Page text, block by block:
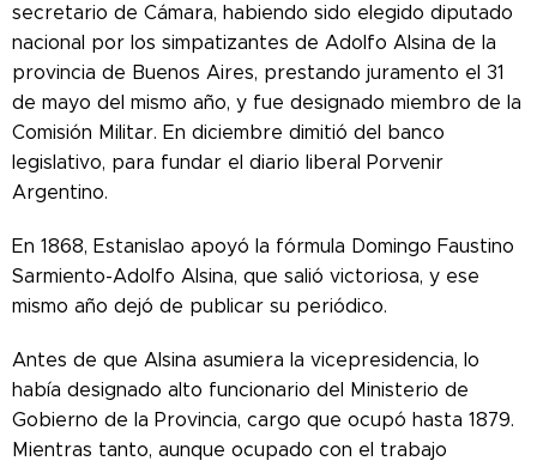
secretario de Cámara, habiendo sido elegido diputado
nacional por los simpatizantes de Adolfo Alsina de la
provincia de Buenos Aires, prestando juramento el 31
de mayo del mismo año, y fue designado miembro de la
Comisión Militar. En diciembre dimitió del banco
legislativo, para fundar el diario liberal Porvenir
Argentino.
En 1868, Estanislao apoyó la fórmula Domingo Faustino
Sarmiento-Adolfo Alsina, que salió victoriosa, y ese
mismo año dejó de publicar su periódico.
Antes de que Alsina asumiera la vicepresidencia, lo
había designado alto funcionario del Ministerio de
Gobierno de la Provincia, cargo que ocupó hasta 1879.
Mientras tanto, aunque ocupado con el trabajo